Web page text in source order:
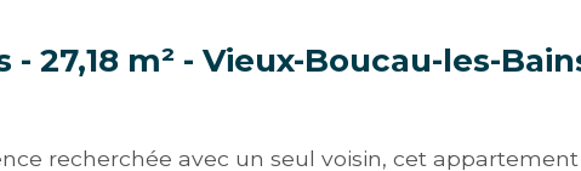
27,18 m² - Vieux-Boucau-les-
recherchée avec un seul voisin, cet